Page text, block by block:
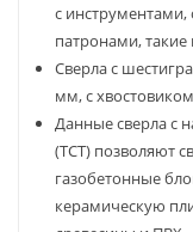
с
патронами,
Сверла с
мм, с
Данные сверла с
(TCT) позволяют
газобетонные
керамическую